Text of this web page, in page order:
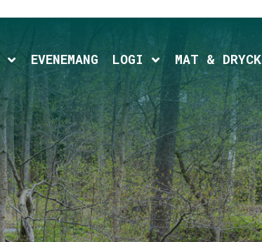
Expand child menu
EVENEMANG LOGI Expand child menu
MAT & DRYCK